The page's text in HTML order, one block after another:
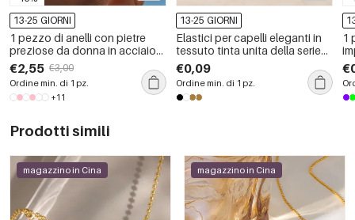
13-25 GIORNI
1 pezzo di anelli con pietre
preziose da donna in acciaio
inossidabile di forma irregolare,
impermeabili, color oro
€2,55 €3,00
Ordine min. di 1 pz.
+11
13-25 GIORNI
Elastici per capelli eleganti in
tessuto tinta unita della serie
Simple con strass
€0,09
Ordine min. di 1 pz.
1
Prodotti simili
magazzino in Cina magazzino in Cina